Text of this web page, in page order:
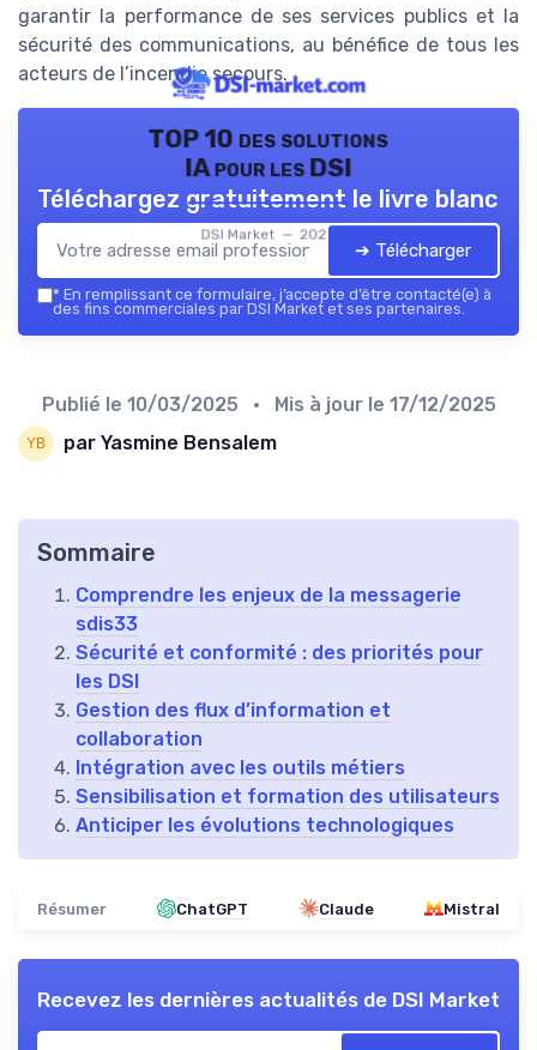
garantir la performance de ses services publics et la
sécurité des communications, au bénéfice de tous les
acteurs de l’incendie secours.
TOP 10 des solutions
IA pour les DSI
DSI Market — 2026
Téléchargez gratuitement le livre blanc
➔ Télécharger
* En remplissant ce formulaire, j’accepte d’être contacté(e) à
des fins commerciales par DSI Market et ses partenaires.
Publié le 10/03/2025 • Mis à jour le 17/12/2025
par Yasmine Bensalem
Sommaire
Comprendre les enjeux de la messagerie
sdis33
Sécurité et conformité : des priorités pour
les DSI
Gestion des flux d’information et
collaboration
Intégration avec les outils métiers
Sensibilisation et formation des utilisateurs
Anticiper les évolutions technologiques
Résumer ChatGPT Claude Mistral
Recevez les dernières actualités de DSI Market